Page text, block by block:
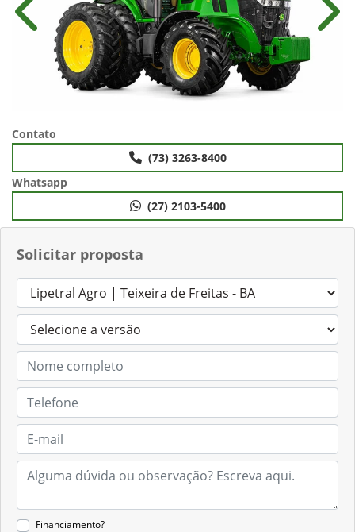
Solicitar proposta
Financiamento?
Anterior
Contato
(73) 3263-8400
Whatsapp
(27) 2103-5400